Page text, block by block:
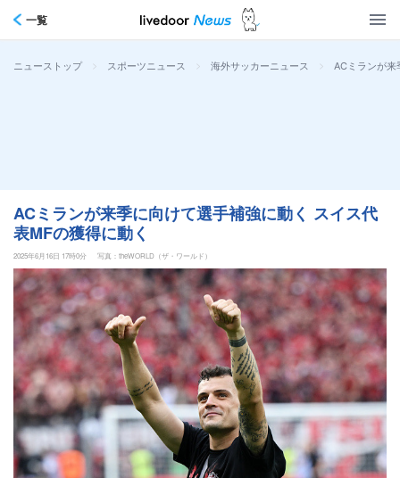
一覧
ニューストップ > スポーツニュース > 海外サッカーニュース > ACミランが来
ACミランが来季に向けて選手補強に動く スイス代
表MFの獲得に動く
2025年6月16日 17時0分 写真：theWORLD（ザ・ワールド）